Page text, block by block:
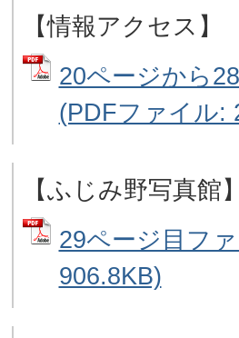
【情報アクセス】
20ページから
(PDFファイル:
【ふじみ野写真館
29ページ目フ
906.8KB)